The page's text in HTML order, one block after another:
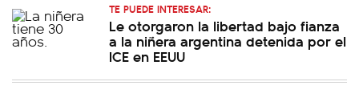
TE PUEDE INTERESAR:
Le otorgaron la libertad bajo fianza
a la niñera argentina detenida por el
ICE en EEUU